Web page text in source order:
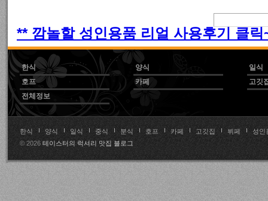
** 깜놀할 성인용품 리얼 사용후기 클릭
한식 양식
일식
호프
카페
고깃
전체정보
한식 양식 일식 중식 분식 호프 카페 고깃집 뷔페
성인
© 2026 테이스터의 럭셔리 맛집 블로그